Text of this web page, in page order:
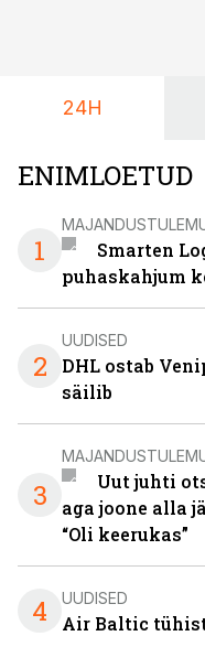
24H
ENIMLOETUD
1
Smarten
puhaskahjum
2
UUDISED
DHL ostab
säilib
3
Uut juhti
aga joone alla
“Oli keerukas”
4 UUDISED
Air Baltic